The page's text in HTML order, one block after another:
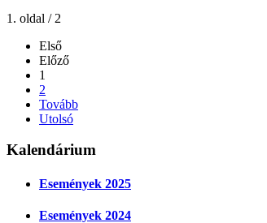
1. oldal / 2
Első
Előző
1
2
Tovább
Utolsó
Kalendárium
Események 2025
Események 2024